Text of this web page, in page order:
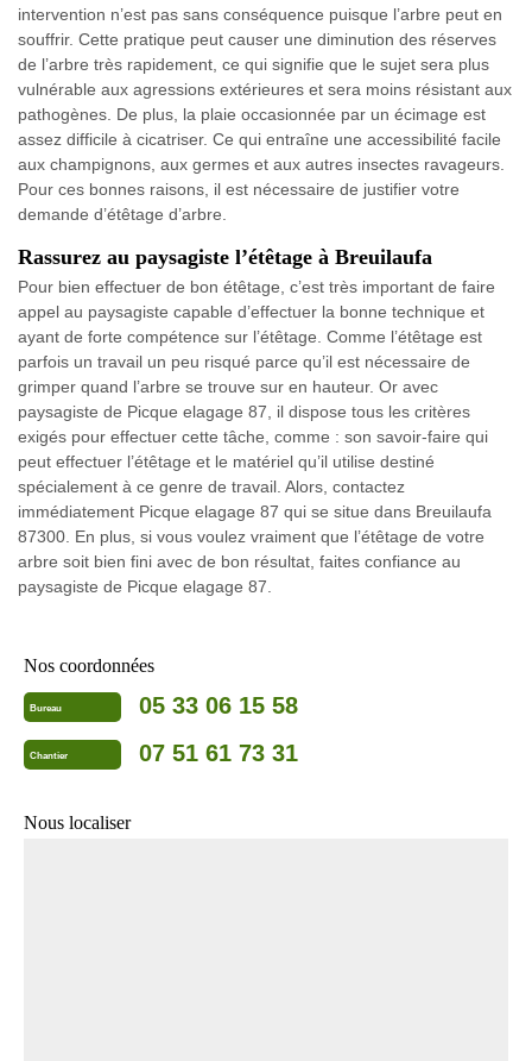
intervention n’est pas sans conséquence puisque l’arbre peut en
souffrir. Cette pratique peut causer une diminution des réserves
de l’arbre très rapidement, ce qui signifie que le sujet sera plus
vulnérable aux agressions extérieures et sera moins résistant aux
pathogènes. De plus, la plaie occasionnée par un écimage est
assez difficile à cicatriser. Ce qui entraîne une accessibilité facile
aux champignons, aux germes et aux autres insectes ravageurs.
Pour ces bonnes raisons, il est nécessaire de justifier votre
demande d’étêtage d’arbre.
Rassurez au paysagiste l’étêtage à Breuilaufa
Pour bien effectuer de bon étêtage, c’est très important de faire
appel au paysagiste capable d’effectuer la bonne technique et
ayant de forte compétence sur l’étêtage. Comme l’étêtage est
parfois un travail un peu risqué parce qu’il est nécessaire de
grimper quand l’arbre se trouve sur en hauteur. Or avec
paysagiste de Picque elagage 87, il dispose tous les critères
exigés pour effectuer cette tâche, comme : son savoir-faire qui
peut effectuer l’étêtage et le matériel qu’il utilise destiné
spécialement à ce genre de travail. Alors, contactez
immédiatement Picque elagage 87 qui se situe dans Breuilaufa
87300. En plus, si vous voulez vraiment que l’étêtage de votre
arbre soit bien fini avec de bon résultat, faites confiance au
paysagiste de Picque elagage 87.
Nos coordonnées
Bureau 05 33 06 15 58
Chantier 07 51 61 73 31
Nous localiser